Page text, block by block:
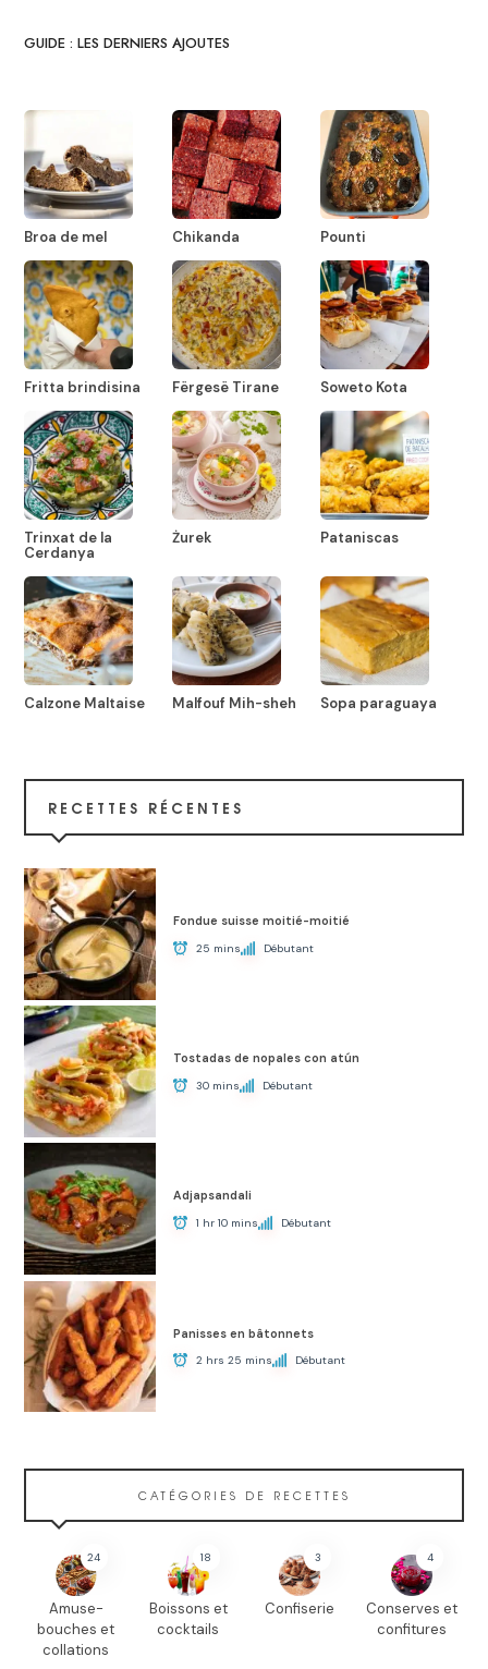
GUIDE : LES DERNIERS AJOUTES
Broa de mel Chikanda Pounti
Fritta brindisina Fërgesë Tirane Soweto Kota
Trinxat de la
Cerdanya
Żurek Pataniscas
Calzone Maltaise Malfouf Mih-sheh Sopa paraguaya
RECETTES RÉCENTES
Fondue suisse moitié-moitié
25 mins Débutant
Tostadas de nopales con atún
30 mins Débutant
Adjapsandali
1 hr 10 mins Débutant
Panisses en bâtonnets
2 hrs 25 mins Débutant
CATÉGORIES DE RECETTES
24
Amuse-
bouches et
collations
18
Boissons et
cocktails
3
Confiserie
4
Conserves et
confitures